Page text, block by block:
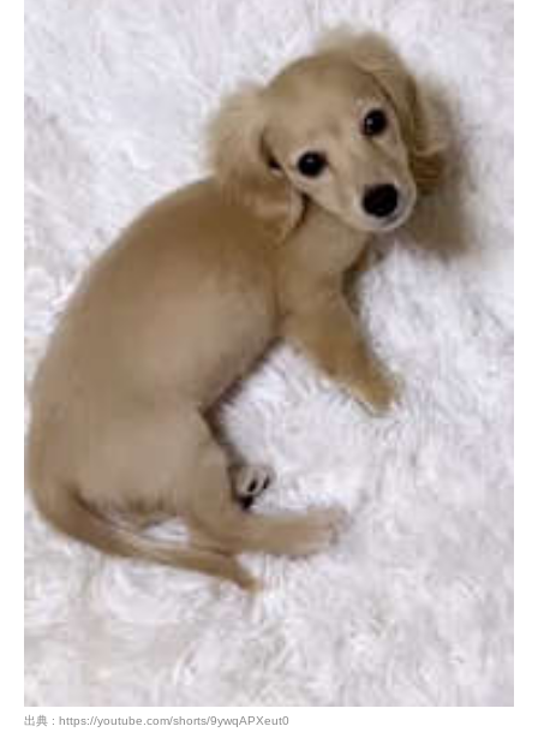
出典 : https://youtube.com/shorts/9ywqAPXeut0